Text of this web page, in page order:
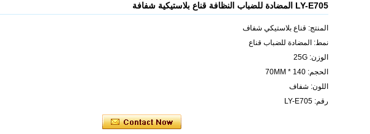
LY-E705 المضادة للضباب النظافة قناع بلاستيكية شفافة
المنتج: قناع بلاستيكي شفاف
نمط: المضادة للضباب قناع
الوزن: 25G
الحجم: 140 * 70MM
اللون: شفاف
رقم: LY-E705